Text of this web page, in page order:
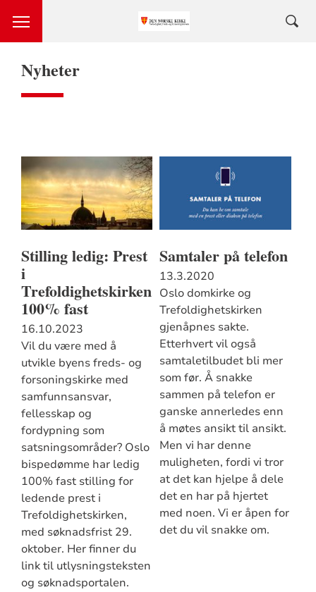
Nyheter
Stilling ledig: Prest
i
Trefoldighetskirken,
100% fast
16.10.2023
Vil du være med å
utvikle byens freds- og
forsoningskirke med
samfunnsansvar,
fellesskap og
fordypning som
satsningsområder? Oslo
bispedømme har ledig
100% fast stilling for
ledende prest i
Trefoldighetskirken,
med søknadsfrist 29.
oktober. Her finner du
link til utlysningsteksten
og søknadsportalen.
Samtaler på telefon
13.3.2020
Oslo domkirke og
Trefoldighetskirken
gjenåpnes sakte.
Etterhvert vil også
samtaletilbudet bli mer
som før. Å snakke
sammen på telefon er
ganske annerledes enn
å møtes ansikt til ansikt.
Men vi har denne
muligheten, fordi vi tror
at det kan hjelpe å dele
det en har på hjertet
med noen. Vi er åpen for
det du vil snakke om.